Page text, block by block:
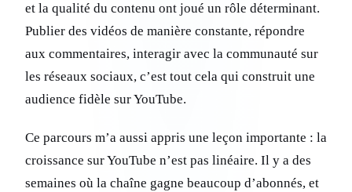
et la qualité du contenu ont joué un rôle déterminant.
Publier des vidéos de manière constante, répondre
aux commentaires, interagir avec la communauté sur
les réseaux sociaux, c’est tout cela qui construit une
audience fidèle sur YouTube.
Ce parcours m’a aussi appris une leçon importante : la
croissance sur YouTube n’est pas linéaire. Il y a des
semaines où la chaîne gagne beaucoup d’abonnés, et